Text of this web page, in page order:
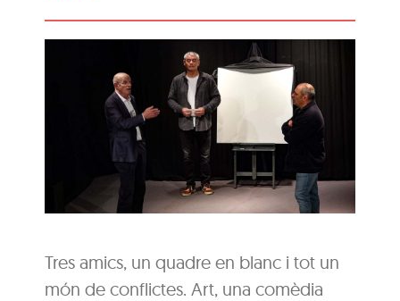
Tres amics, un quadre en blanc i tot un
món de conflictes. Art, una comèdia